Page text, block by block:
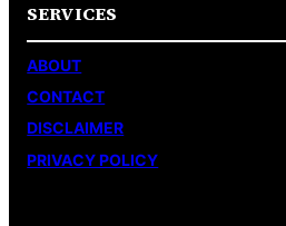
SERVICES
ABOUT
CONTACT
DISCLAIMER
PRIVACY POLICY